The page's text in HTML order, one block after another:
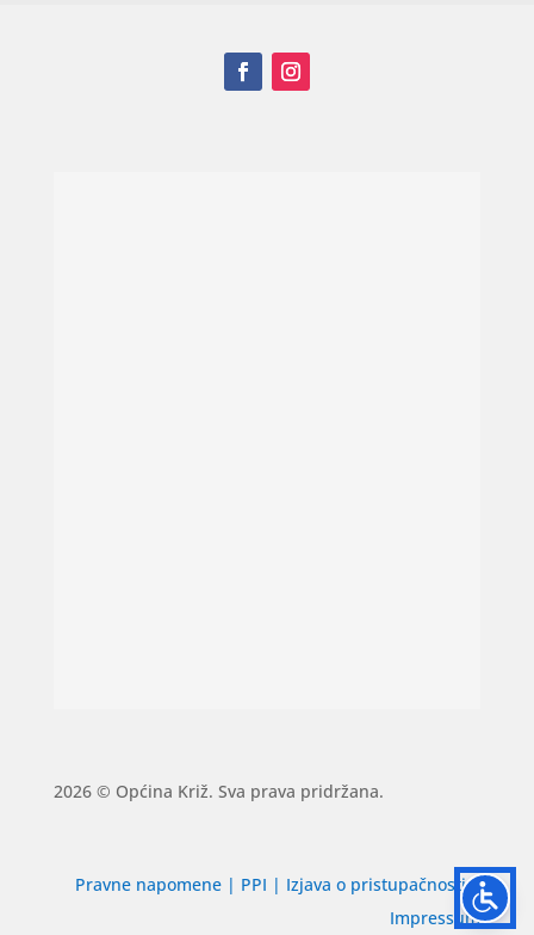
2026 © Općina Križ. Sva prava pridržana.
Pravne napomene | PPI | Izjava o pristupačnosti|
Impressum